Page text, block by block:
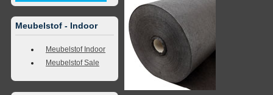
Meubelstof - Indoor
Meubelstof Indoor
Meubelstof Sale